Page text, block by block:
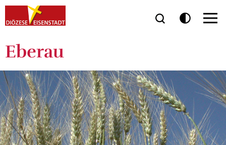
Eberau